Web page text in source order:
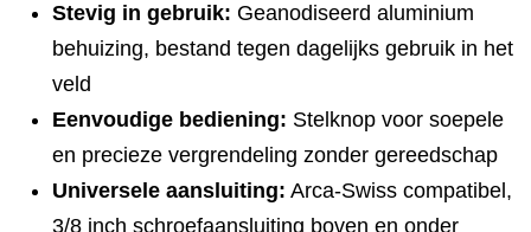
Stevig in gebruik: Geanodiseerd aluminium
behuizing, bestand tegen dagelijks gebruik in het
veld
Eenvoudige bediening: Stelknop voor soepele
en precieze vergrendeling zonder gereedschap
Universele aansluiting: Arca-Swiss compatibel,
3/8 inch schroefaansluiting boven en onder